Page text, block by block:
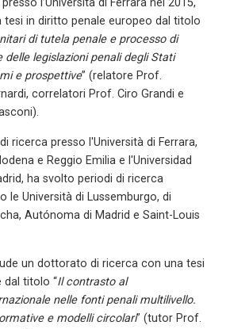
l’Università di Ferrara nel 2015,
tesi in diritto penale europeo dal titolo
di tutela penale e processo di
delle legislazioni penali degli Stati
e prospettive” (relatore Prof.
correlatori Prof. Ciro Grandi e
ricerca presso l'Università di Ferrara,
e Reggio Emilia e l'Universidad
ha svolto periodi di ricerca
le Università di Lussemburgo, di
Autónoma di Madrid e Saint-Louis
un dottorato di ricerca con una tesi
dal titolo “Il contrasto al
nelle fonti penali multilivello.
e modelli circolari” (tutor Prof.